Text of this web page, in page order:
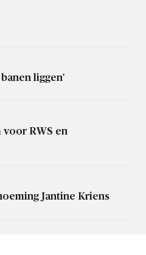
liggen'
voor RWS en
Jantine Kriens